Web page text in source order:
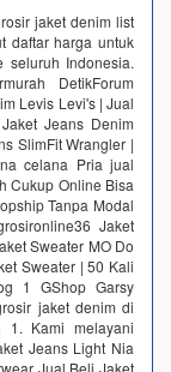
jaket denim list
daftar harga untuk
Indonesia.
DetikForum
Levis Levi's | Jual
Jeans Denim
SlimFit Wrangler |
celana Pria jual
Cukup Online Bisa
Tanpa Modal
Jaket
Sweater MO Do
Sweater | 50 Kali
1 GShop Garsy
jaket denim di
1. Kami melayani
Jeans Light Nia
Jual Beli Jaket